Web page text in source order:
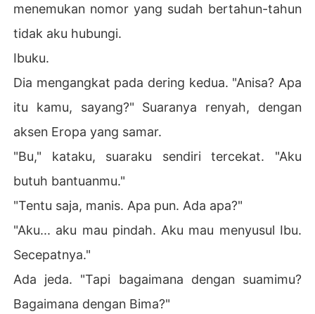
menemukan nomor yang sudah bertahun-tahun
tidak aku hubungi.
Ibuku.
Dia mengangkat pada dering kedua. "Anisa? Apa
itu kamu, sayang?" Suaranya renyah, dengan
aksen Eropa yang samar.
"Bu," kataku, suaraku sendiri tercekat. "Aku
butuh bantuanmu."
"Tentu saja, manis. Apa pun. Ada apa?"
"Aku... aku mau pindah. Aku mau menyusul Ibu.
Secepatnya."
Ada jeda. "Tapi bagaimana dengan suamimu?
Bagaimana dengan Bima?"